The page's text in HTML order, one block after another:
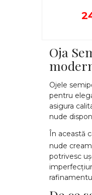
Oja
Ojele
pentru
asigura
nude
În această
nude
potrivesc